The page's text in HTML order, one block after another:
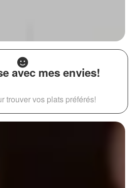
avec mes envies!
trouver vos plats préférés!